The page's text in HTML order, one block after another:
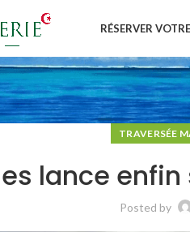
RÉSERVER
TRAVERSÉE
lance
Posted by